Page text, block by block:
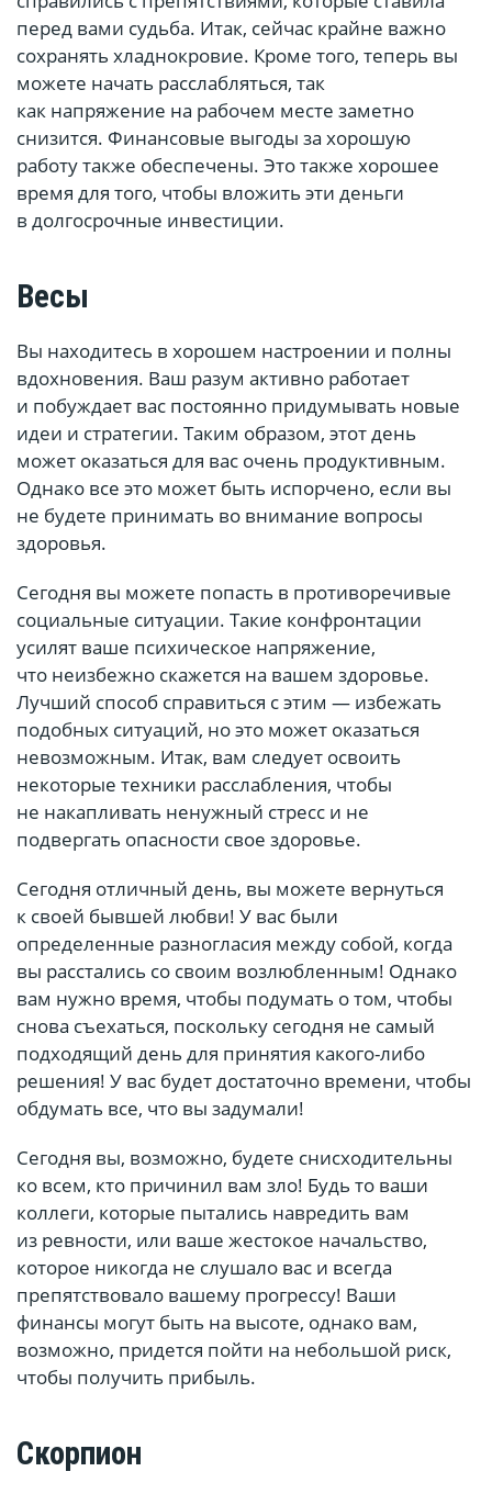
перед вами судьба. Итак, сейчас крайне важно
сохранять хладнокровие. Кроме того, теперь вы
можете начать расслабляться, так
как напряжение на рабочем месте заметно
снизится. Финансовые выгоды за хорошую
работу также обеспечены. Это также хорошее
время для того, чтобы вложить эти деньги
в долгосрочные инвестиции.
Весы
Вы находитесь в хорошем настроении и полны
вдохновения. Ваш разум активно работает
и побуждает вас постоянно придумывать новые
идеи и стратегии. Таким образом, этот день
может оказаться для вас очень продуктивным.
Однако все это может быть испорчено, если вы
не будете принимать во внимание вопросы
здоровья.
Сегодня вы можете попасть в противоречивые
социальные ситуации. Такие конфронтации
усилят ваше психическое напряжение,
что неизбежно скажется на вашем здоровье.
Лучший способ справиться с этим — избежать
подобных ситуаций, но это может оказаться
невозможным. Итак, вам следует освоить
некоторые техники расслабления, чтобы
не накапливать ненужный стресс и не
подвергать опасности свое здоровье.
Сегодня отличный день, вы можете вернуться
к своей бывшей любви! У вас были
определенные разногласия между собой, когда
вы расстались со своим возлюбленным! Однако
вам нужно время, чтобы подумать о том, чтобы
снова съехаться, поскольку сегодня не самый
подходящий день для принятия какого-либо
решения! У вас будет достаточно времени, чтобы
обдумать все, что вы задумали!
Сегодня вы, возможно, будете снисходительны
ко всем, кто причинил вам зло! Будь то ваши
коллеги, которые пытались навредить вам
из ревности, или ваше жестокое начальство,
которое никогда не слушало вас и всегда
препятствовало вашему прогрессу! Ваши
финансы могут быть на высоте, однако вам,
возможно, придется пойти на небольшой риск,
чтобы получить прибыль.
Скорпион